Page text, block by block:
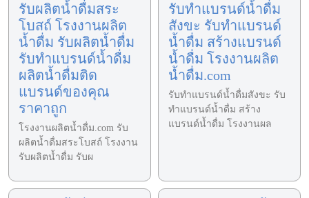
รับผลิตน้ำดื่มสระ
โบสถ์ โรงงานผลิต
น้ำดื่ม รับผลิตน้ำดื่ม
รับทำแบรนด์น้ำดื่ม
ผลิตน้ำดื่มติด
แบรนด์ของคุณ
ราคาถูก
โรงงานผลิตน้ำดื่ม.com รับ
ผลิตน้ำดื่มสระโบสถ์ โรงงาน
รับผลิตน้ำดื่ม รับผ
รับทำแบรนด์น้ำดื่ม
สังขะ รับทำแบรนด์
น้ำดื่ม สร้างแบรนด์
น้ำดื่ม โรงงานผลิต
น้ำดื่ม.com
รับทำแบรนด์น้ำดื่มสังขะ รับ
ทำแบรนด์น้ำดื่ม สร้าง
แบรนด์น้ำดื่ม โรงงานผล